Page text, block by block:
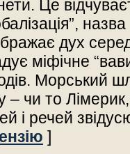
Це
дух
міфічне
Морський
– чи то
і речей
]